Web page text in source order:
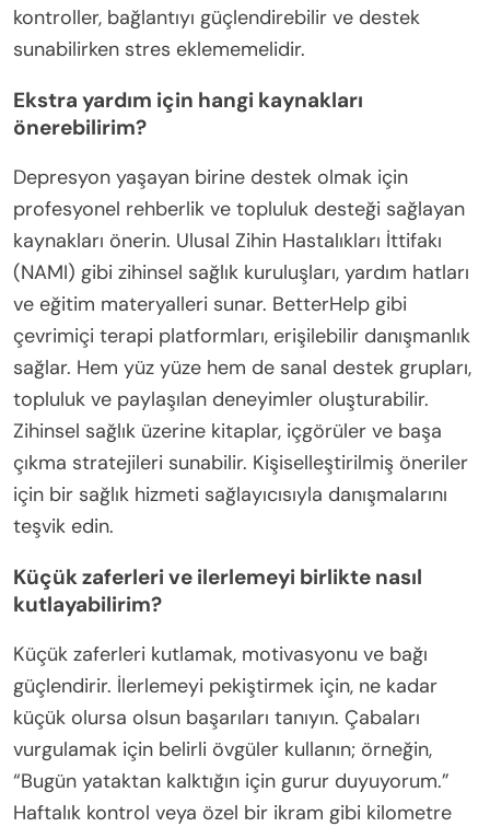
kontroller, bağlantıyı güçlendirebilir ve destek
sunabilirken stres eklememelidir.
Ekstra yardım için hangi kaynakları
önerebilirim?
Depresyon yaşayan birine destek olmak için
profesyonel rehberlik ve topluluk desteği sağlayan
kaynakları önerin. Ulusal Zihin Hastalıkları İttifakı
(NAMI) gibi zihinsel sağlık kuruluşları, yardım hatları
ve eğitim materyalleri sunar. BetterHelp gibi
çevrimiçi terapi platformları, erişilebilir danışmanlık
sağlar. Hem yüz yüze hem de sanal destek grupları,
topluluk ve paylaşılan deneyimler oluşturabilir.
Zihinsel sağlık üzerine kitaplar, içgörüler ve başa
çıkma stratejileri sunabilir. Kişiselleştirilmiş öneriler
için bir sağlık hizmeti sağlayıcısıyla danışmalarını
teşvik edin.
Küçük zaferleri ve ilerlemeyi birlikte nasıl
kutlayabilirim?
Küçük zaferleri kutlamak, motivasyonu ve bağı
güçlendirir. İlerlemeyi pekiştirmek için, ne kadar
küçük olursa olsun başarıları tanıyın. Çabaları
vurgulamak için belirli övgüler kullanın; örneğin,
“Bugün yataktan kalktığın için gurur duyuyorum.”
Haftalık kontrol veya özel bir ikram gibi kilometre